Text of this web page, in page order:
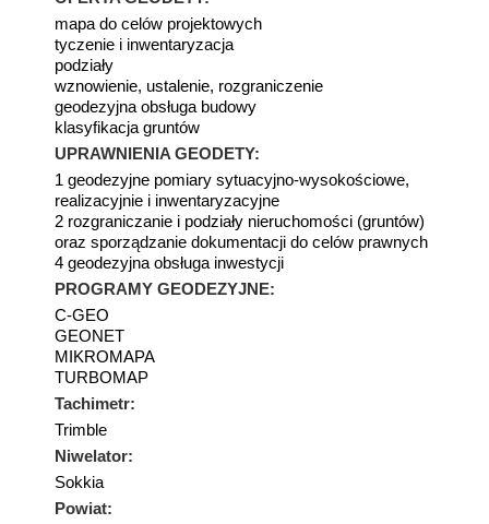
mapa do celów projektowych
tyczenie i inwentaryzacja
podziały
wznowienie, ustalenie, rozgraniczenie
geodezyjna obsługa budowy
klasyfikacja gruntów
UPRAWNIENIA GEODETY:
1 geodezyjne pomiary sytuacyjno-wysokościowe,
realizacyjnie i inwentaryzacyjne
2 rozgraniczanie i podziały nieruchomości (gruntów)
oraz sporządzanie dokumentacji do celów prawnych
4 geodezyjna obsługa inwestycji
PROGRAMY GEODEZYJNE:
C-GEO
GEONET
MIKROMAPA
TURBOMAP
Tachimetr:
Trimble
Niwelator:
Sokkia
Powiat: